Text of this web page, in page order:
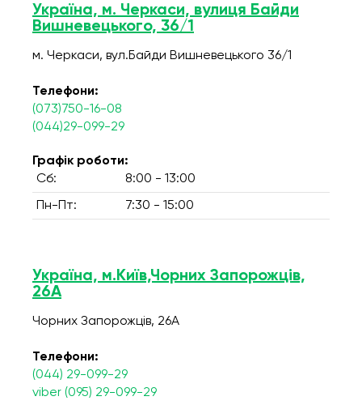
Україна, м. Черкаси, вулиця Байди
Вишневецького, 36/1
м. Черкаси, вул.Байди Вишневецького 36/1
Телефони:
(073)750-16-08
(044)29-099-29
Графік роботи:
Сб:
8:00 - 13:00
Пн-Пт: 7:30 - 15:00
Україна, м.Київ,Чорних Запорожців,
26А
Чорних Запорожців, 26А
Телефони:
(044) 29-099-29
viber (095) 29-099-29